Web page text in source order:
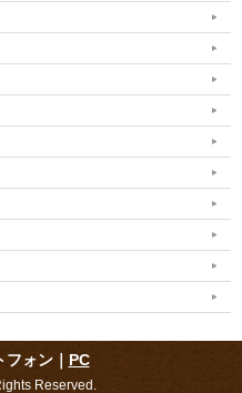
ォン｜ PC
Reserved.